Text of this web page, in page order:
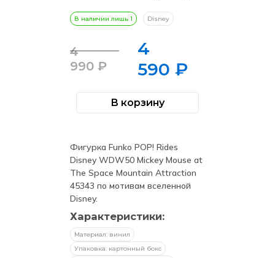
В наличии лишь 1 Disney
4
990₽
Первоначальная
составляла
4
4
590₽
Текущая
4
590 ₽.
Количество
товара
Rides
Disney
WDW50
Mickey
Mouse
at
The
Mountain
Attraction
(107)
В корзину
Фигурка Funko POP! Rides
Disney WDW50 Mickey Mouse at
The Space Mountain Attraction
45343 по мотивам вселенной
Disney.
Характеристики:
Материал: винил
Упаковка: картонный бокс